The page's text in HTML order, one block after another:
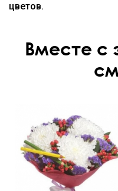
цветов.
Вместе с